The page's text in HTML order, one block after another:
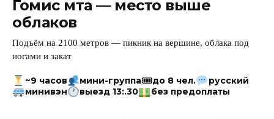
Гомис мта — место выше
облаков
Подъём на 2100 метров — пикник на вершине, облака под
ногами и закат
~9 часов мини-группа🎟до 8 чел.
русский
минивэн
выезд 13:.30 без предоплаты